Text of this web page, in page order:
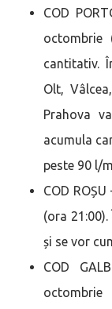
COD
octombrie
cantitativ.
Olt,
Prahova
acumula
peste 90 l/
COD
(ora
și se vor
COD